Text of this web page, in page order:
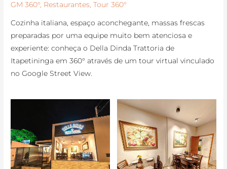
GM 360°, Restaurantes,Tour 360°
Cozinha italiana, espaço aconchegante, massas frescas
preparadas por uma equipe muito bem atenciosa e
experiente: conheça o Della Dinda Trattoria de
Itapetininga em 360° através de um tour virtual vinculado
no Google Street View.